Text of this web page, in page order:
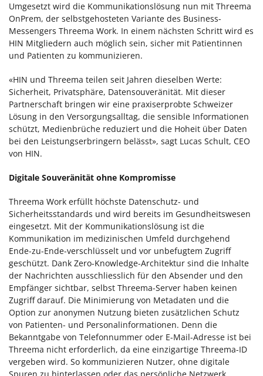
Umgesetzt wird die Kommunikationslösung nun mit Threema
OnPrem, der selbstgehosteten Variante des Business-
Messengers Threema Work. In einem nächsten Schritt wird es
HIN Mitgliedern auch möglich sein, sicher mit Patientinnen
und Patienten zu kommunizieren.
«HIN und Threema teilen seit Jahren dieselben Werte:
Sicherheit, Privatsphäre, Datensouveränität. Mit dieser
Partnerschaft bringen wir eine praxiserprobte Schweizer
Lösung in den Versorgungsalltag, die sensible Informationen
schützt, Medienbrüche reduziert und die Hoheit über Daten
bei den Leistungserbringern belässt», sagt Lucas Schult, CEO
von HIN.
Digitale Souveränität ohne Kompromisse
Threema Work erfüllt höchste Datenschutz- und
Sicherheitsstandards und wird bereits im Gesundheitswesen
eingesetzt. Mit der Kommunikationslösung ist die
Kommunikation im medizinischen Umfeld durchgehend
Ende-zu-Ende-verschlüsselt und vor unbefugtem Zugriff
geschützt. Dank Zero-Knowledge-Architektur sind die Inhalte
der Nachrichten ausschliesslich für den Absender und den
Empfänger sichtbar, selbst Threema-Server haben keinen
Zugriff darauf. Die Minimierung von Metadaten und die
Option zur anonymen Nutzung bieten zusätzlichen Schutz
von Patienten- und Personalinformationen. Denn die
Bekanntgabe von Telefonnummer oder E-Mail-Adresse ist bei
Threema nicht erforderlich, da eine einzigartige Threema-ID
vergeben wird. So kommunizieren Nutzer, ohne digitale